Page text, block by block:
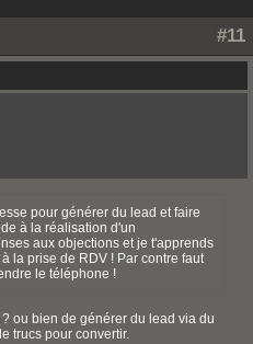
#11
pour générer du lead et faire
à la réalisation d'un
aux objections et je t'apprends
la prise de RDV ! Par contre faut
le téléphone !
ou bien de générer du lead via du
trucs pour convertir.